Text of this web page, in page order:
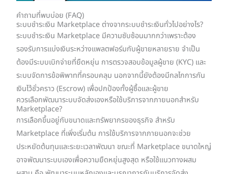
คำถามที่พบบ่อย (FAQ)
ระบบชำระเงิน Marketplace ต่างจากระบบชำระเงินทั่วไปอย่างไร?
ระบบชำระเงิน Marketplace มีความซับซ้อนมากกว่าเพราะต้อง
รองรับการแบ่งเงินระหว่างแพลตฟอร์มกับผู้ขายหลายราย จำเป็น
ต้องมีระบบเบิกจ่ายที่ยืดหยุ่น การตรวจสอบข้อมูลผู้ขาย (KYC) และ
ระบบจัดการข้อพิพาทที่ครอบคลุม นอกจากนี้ยังต้องมีกลไกการกัน
เงินไว้ชั่วคราว (Escrow) เพื่อปกป้องทั้งผู้ซื้อและผู้ขาย
ควรเลือกพัฒนาระบบจัดส่งเองหรือใช้บริการจากภายนอกสำหรับ
Marketplace?
การเลือกขึ้นอยู่กับขนาดและทรัพยากรของธุรกิจ สำหรับ
Marketplace ที่เพิ่งเริ่มต้น การใช้บริการจากภายนอกจะช่วย
ประหยัดต้นทุนและระยะเวลาพัฒนา ขณะที่ Marketplace ขนาดใหญ่
อาจพัฒนาระบบเองเพื่อความยืดหยุ่นสูงสุด หรือใช้แนวทางผสม